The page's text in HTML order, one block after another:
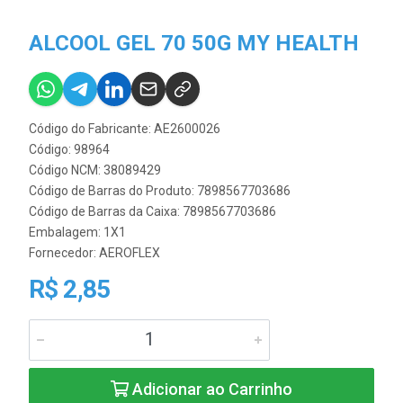
ALCOOL GEL 70 50G MY HEALTH
Código do Fabricante: AE2600026
Código: 98964
Código NCM: 38089429
Código de Barras do Produto: 7898567703686
Código de Barras da Caixa: 7898567703686
Embalagem: 1X1
Fornecedor: AEROFLEX
R$ 2,85
Adicionar ao Carrinho